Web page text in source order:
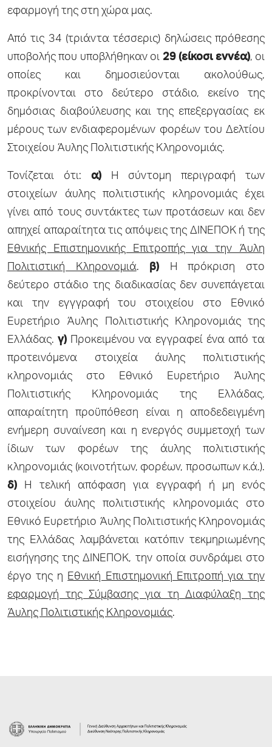
εφαρμογή της στη χώρα μας.
Από τις 34 (τριάντα τέσσερις) δηλώσεις πρόθεσης
υποβολής που υποβλήθηκαν οι 29 (είκοσι εννέα), οι
οποίες και δημοσιεύονται ακολούθως,
προκρίνονται στο δεύτερο στάδιο, εκείνο της
δημόσιας διαβούλευσης και της επεξεργασίας εκ
μέρους των ενδιαφερομένων φορέων του Δελτίου
Στοιχείου Άυλης Πολιτιστικής Κληρονομιάς.
Τονίζεται ότι: α) Η σύντομη περιγραφή των
στοιχείων άυλης πολιτιστικής κληρονομιάς έχει
γίνει από τους συντάκτες των προτάσεων και δεν
απηχεί απαραίτητα τις απόψεις της ΔΙΝΕΠΟΚ ή της
Εθνικής Επιστημονικής Επιτροπής για την Άυλη
Πολιτιστική Κληρονομιά. β) Η πρόκριση στο
δεύτερο στάδιο της διαδικασίας δεν συνεπάγεται
και την εγγγραφή του στοιχείου στο Εθνικό
Ευρετήριο Άυλης Πολιτιστικής Κληρονομιάς της
Ελλάδας.γ) Προκειμένου να εγγραφεί ένα από τα
προτεινόμενα στοιχεία άυλης πολιτιστικής
κληρονομιάς στο Εθνικό Ευρετήριo Άυλης
Πολιτιστικής Κληρονομιάς της Ελλάδας,
απαραίτητη προϋπόθεση είναι η αποδεδειγμένη
ενήμερη συναίνεση και η ενεργός συμμετοχή των
ίδιων των φορέων της άυλης πολιτιστικής
κληρονομιάς (κοινοτήτων, φορέων, προσωπων κ.ά.).
δ) Η τελική απόφαση για εγγραφή ή μη ενός
στοιχείου άυλης πολιτιστικής κληρονομιάς στο
Εθνικό Ευρετήριο Άυλης Πολιτιστικής Κληρονομιάς
της Ελλάδας λαμβάνεται κατόπιν τεκμηριωμένης
εισήγησης της ΔΙΝΕΠΟΚ, την οποία συνδράμει στο
έργο της η Εθνική Επιστημονική Επιτροπή για την
εφαρμογή της Σύμβασης για τη Διαφύλαξη της
Άυλης Πολιτιστικής Κληρονομιάς.